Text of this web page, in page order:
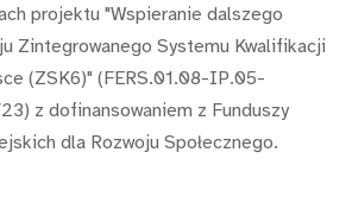
projektu "Wspieranie dalszego
Zintegrowanego Systemu Kwalifikacji
(ZSK6)" (FERS.01.08-IP.05-
z dofinansowaniem z Funduszy
dla Rozwoju Społecznego.